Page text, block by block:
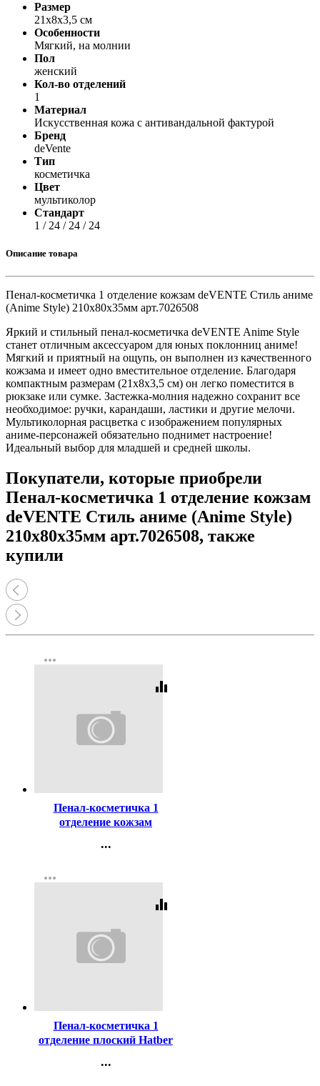
Размер
21х8х3,5 см
Особенности
Мягкий, на молнии
Пол
женский
Кол-во отделений
1
Материал
Искусственная кожа с антивандальной фактурой
Бренд
deVente
Тип
косметичка
Цвет
мультиколор
Стандарт
1 / 24 / 24 / 24
Описание товара
Пенал-косметичка 1 отделение кожзам deVENTE Стиль аниме
(Anime Style) 210x80x35мм арт.7026508
Яркий и стильный пенал-косметичка deVENTE Anime Style
станет отличным аксессуаром для юных поклонниц аниме!
Мягкий и приятный на ощупь, он выполнен из качественного
кожзама и имеет одно вместительное отделение. Благодаря
компактным размерам (21х8х3,5 см) он легко поместится в
рюкзаке или сумке. Застежка-молния надежно сохранит все
необходимое: ручки, карандаши, ластики и другие мелочи.
Мультиколорная расцветка с изображением популярных
аниме-персонажей обязательно поднимет настроение!
Идеальный выбор для младшей и средней школы.
Покупатели, которые приобрели
Пенал-косметичка 1 отделение кожзам
deVENTE Стиль аниме (Anime Style)
210x80x35мм арт.7026508, также
купили
more_horiz
equalizer
Пенал-косметичка 1
отделение кожзам
210x80x35мм арт.7026505
...
Регистрация
more_horiz
equalizer
Пенал-косметичка 1
отделение плоский Hatber
арт.NPk_63195
...